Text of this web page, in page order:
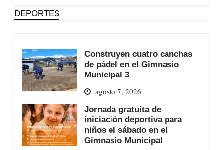
DEPORTES
Construyen cuatro canchas
de pádel en el Gimnasio
Municipal 3
agosto 7, 2026
Jornada gratuita de
iniciación deportiva para
niños el sábado en el
Gimnasio Municipal